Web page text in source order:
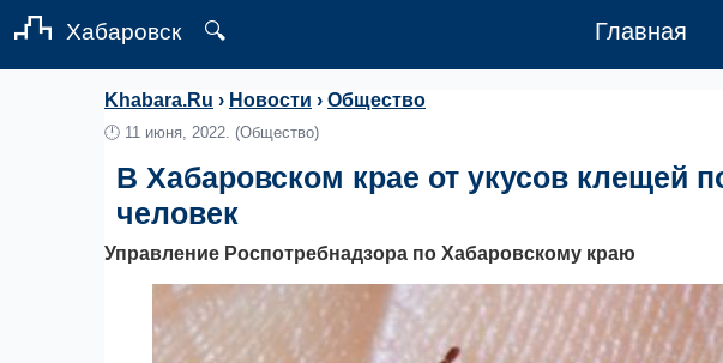
Хабаровск 🔍 Главная
Khabara.Ru › Новости › Общество
🕛 11 июня, 2022. (Общество)
В Хабаровском крае от укусов клещей
человек
Управление Роспотребнадзора по Хабаровскому краю